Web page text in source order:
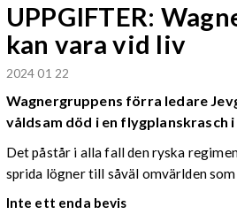
UPPGIFTER:
kan vara vid liv
2024 01 22
Wagnergruppens förra ledare
våldsam död i en flygplanskrasch i
Det påstår i alla fall den ryska
sprida lögner till såväl omvärlden
Inte ett enda bevis